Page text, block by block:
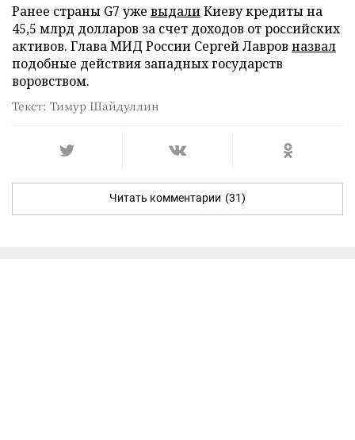
Ранее страны G7 уже выдалиКиеву кредиты на
45,5 млрд долларов за счет доходов от российских
активов. Глава МИД России Сергей Лавров назвал
подобные действия западных государств
воровством.
Текст: Тимур Шайдуллин
Читать комментарии (31)